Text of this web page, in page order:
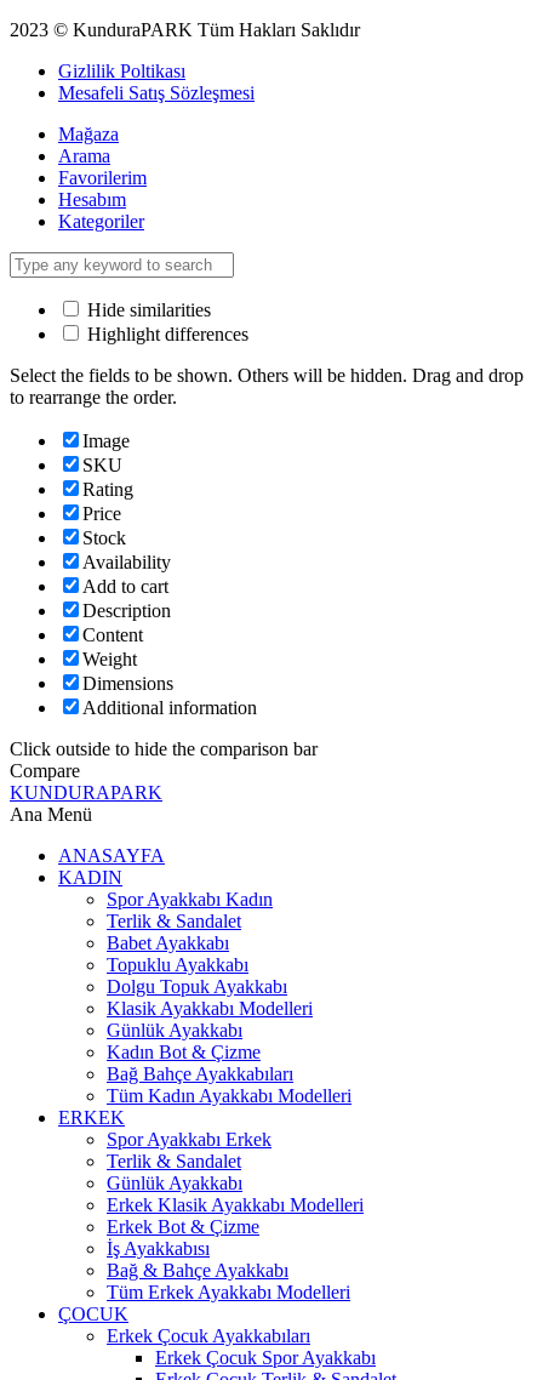
2023 © KunduraPARK Tüm Hakları Saklıdır
Gizlilik Poltikası
Mesafeli Satış Sözleşmesi
Mağaza
Arama
Favorilerim
Hesabım
Kategoriler
Hide similarities
Highlight differences
Select the fields to be shown. Others will be hidden. Drag and drop
to rearrange the order.
Image
SKU
Rating
Price
Stock
Availability
Add to cart
Description
Content
Weight
Dimensions
Additional information
Click outside to hide the comparison bar
Compare
KUNDURAPARK
Ana Menü
ANASAYFA
KADIN
Spor Ayakkabı Kadın
Terlik & Sandalet
Babet Ayakkabı
Topuklu Ayakkabı
Dolgu Topuk Ayakkabı
Klasik Ayakkabı Modelleri
Günlük Ayakkabı
Kadın Bot & Çizme
Bağ Bahçe Ayakkabıları
Tüm Kadın Ayakkabı Modelleri
ERKEK
Spor Ayakkabı Erkek
Terlik & Sandalet
Günlük Ayakkabı
Erkek Klasik Ayakkabı Modelleri
Erkek Bot & Çizme
İş Ayakkabısı
Bağ & Bahçe Ayakkabı
Tüm Erkek Ayakkabı Modelleri
ÇOCUK
Erkek Çocuk Ayakkabıları
Erkek Çocuk Spor Ayakkabı